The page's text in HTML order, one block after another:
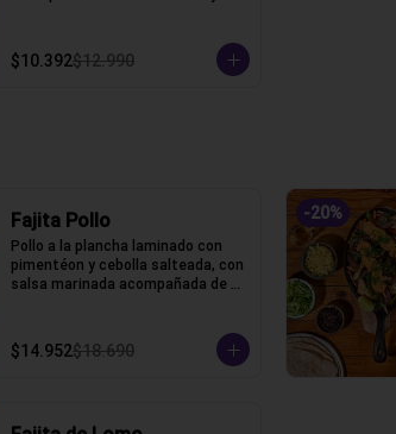
$10.392$12.990
Fajita Pollo
Pollo a la plancha laminado con
pimentéon y cebolla salteada, con
salsa marinada acompañada de
trigo.
$14.952$18.690
-20%